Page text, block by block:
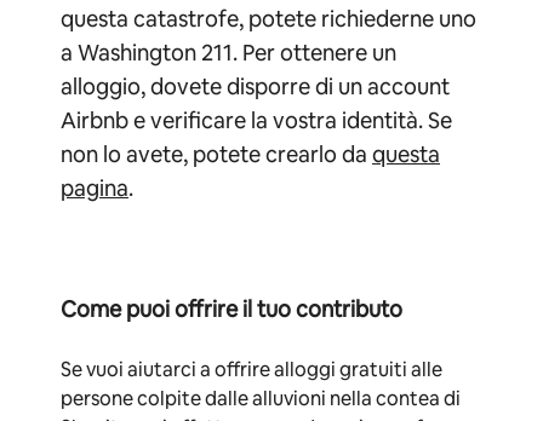
questa catastrofe, potete richiederne uno
a Washington 211. Per ottenere un
alloggio, dovete disporre di un account
Airbnb e verificare la vostra identità. Se
non lo avete, potete crearlo da questa
pagina.
Come puoi offrire il tuo contributo
Se vuoi aiutarci a offrire alloggi gratuiti alle
persone colpite dalle alluvioni nella contea di